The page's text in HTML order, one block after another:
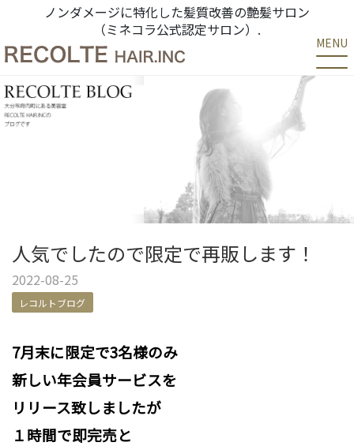
ノンダメージに特化した髪質改善の艶髪サロン
（ミネコラ公式認定サロン）.
MENU
人気でしたので限定で再販します！
2022-08-25
レコルトブログ
7月末に限定で3名様のみ
新しい年会員サービスを
リリース致しましたが
１時間で即完売と